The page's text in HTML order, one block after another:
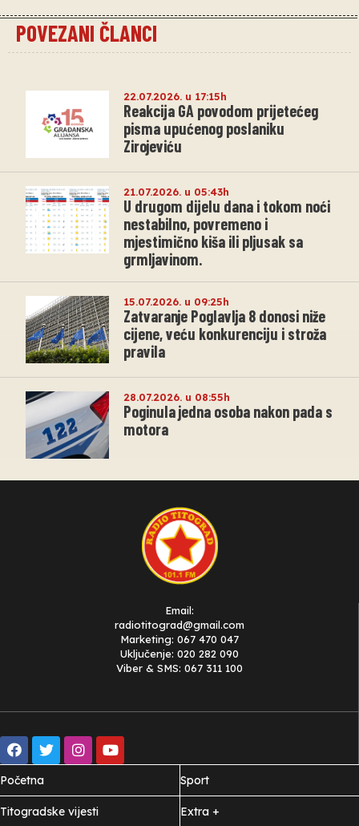
POVEZANI ČLANCI
22.07.2026. u 17:15h
Reakcija GA povodom prijetećeg
pisma upućenog poslaniku
Zirojeviću
21.07.2026. u 05:43h
U drugom dijelu dana i tokom noći
nestabilno, povremeno i
mjestimično kiša ili pljusak sa
grmljavinom.
15.07.2026. u 09:25h
Zatvaranje Poglavlja 8 donosi niže
cijene, veću konkurenciju i stroža
pravila
28.07.2026. u 08:55h
Poginula jedna osoba nakon pada s
motora
Email:
radiotitograd@gmail.com
Marketing: 067 470 047
Uključenje: 020 282 090
Viber & SMS: 067 311 100
Početna
Titogradske vijesti
Sport
Extra +